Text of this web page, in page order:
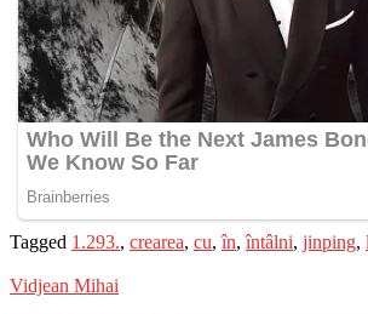
Tagged 1.293., crearea, cu,în,întâlni, jinping,
Vidjean Mihai